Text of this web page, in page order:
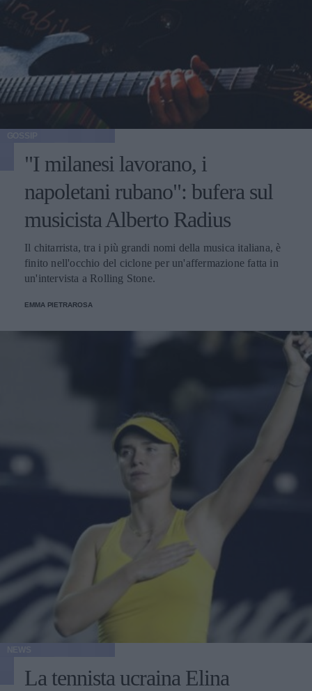
"I milanesi lavorano, i
napoletani rubano": bufera sul
musicista Alberto Radius
Il chitarrista, tra i più grandi nomi della musica italiana, è
finito nell'occhio del ciclone per un'affermazione fatta in
un'intervista a Rolling Stone.
EMMA PIETRAROSA
La tennista ucraina Elina